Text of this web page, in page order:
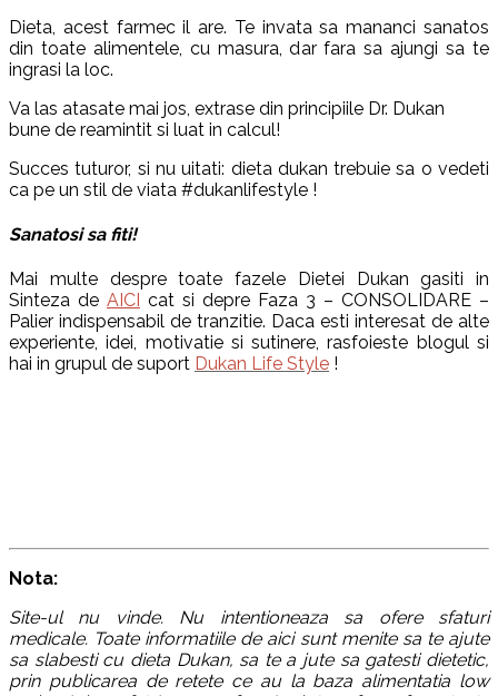
Dieta, acest farmec il are. Te invata sa mananci sanatos
din toate alimentele, cu masura, dar fara sa ajungi sa te
ingrasi la loc.
Va las atasate mai jos, extrase din principiile Dr. Dukan
bune de reamintit si luat in calcul!
Succes tuturor, si nu uitati: dieta dukan trebuie sa o vedeti
ca pe un stil de viata #dukanlifestyle !
Sanatosi sa fiti!
Mai multe despre toate fazele Dietei Dukan gasiti in
Sinteza de AICI cat si depre Faza 3 – CONSOLIDARE –
Palier indispensabil de tranzitie. Daca esti interesat de alte
experiente, idei, motivatie si sutinere, rasfoieste blogul si
hai in grupul de suport Dukan Life Style !
Nota:
Site-ul nu vinde. Nu intentioneaza sa ofere sfaturi
medicale. Toate informatiile de aici sunt menite sa te ajute
sa slabesti cu dieta Dukan, sa te a jute sa gatesti dietetic,
prin publicarea de retete ce au la baza alimentatia low